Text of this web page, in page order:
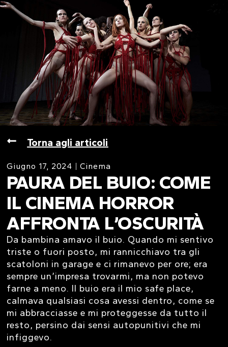
Torna agli articoli
Giugno 17, 2024 Cinema
PAURA DEL BUIO: COME
IL CINEMA HORROR
AFFRONTA L’OSCURITÀ
Da bambina amavo il buio. Quando mi sentivo
triste o fuori posto, mi rannicchiavo tra gli
scatoloni in garage e ci rimanevo per ore; era
sempre un’impresa trovarmi, ma non potevo
farne a meno. Il buio era il mio safe place,
calmava qualsiasi cosa avessi dentro, come se
mi abbracciasse e mi proteggesse da tutto il
resto, persino dai sensi autopunitivi che mi
infiggevo.